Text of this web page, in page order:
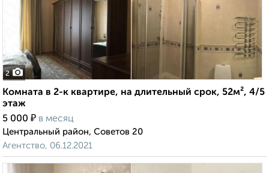
2
Комната в 2-к квартире, на длительный срок, 52м², 4/5
этаж
5 000 ₽ в месяц
Центральный район, Советов 20
Агентство, 06.12.2021